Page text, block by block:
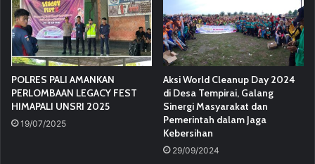
POLRES PALI AMANKAN
PERLOMBAAN LEGACY FEST
HIMAPALI UNSRI 2025
19/07/2025
Aksi World Cleanup Day 2024
di Desa Tempirai, Galang
Sinergi Masyarakat dan
Pemerintah dalam Jaga
Kebersihan
29/09/2024